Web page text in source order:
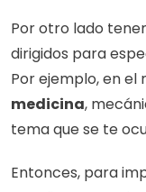
Por otro lado
dirigidos para
Por ejemplo, en el
medicina,
tema que se te
Entonces, para